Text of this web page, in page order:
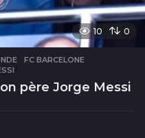
10 0
,FC BARCELONE
père Jorge Messi